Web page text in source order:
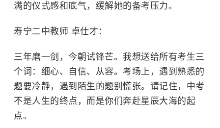
满的仪式感和底气，缓解她的备考压力。
寿宁二中教师 卓仕才：
三年磨一剑，今朝试锋芒。我想送给所有考生三
个词：细心、自信、从容。考场上，遇到熟悉的
题要冷静，遇到陌生的题别慌张。请记住，中考
不是人生的终点，而是你们奔赴星辰大海的起
点。